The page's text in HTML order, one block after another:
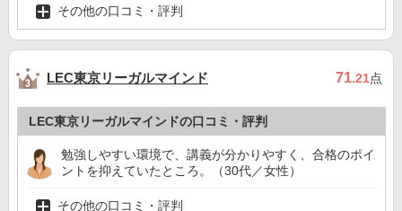
その他の口コミ・評判
LEC東京リーガルマインド 71.21点
LEC東京リーガルマインドの口コミ・評判
勉強しやすい環境で、講義が分かりやすく、合格のポイ
ントを抑えていたところ。（30代／女性）
その他の口コミ・評判